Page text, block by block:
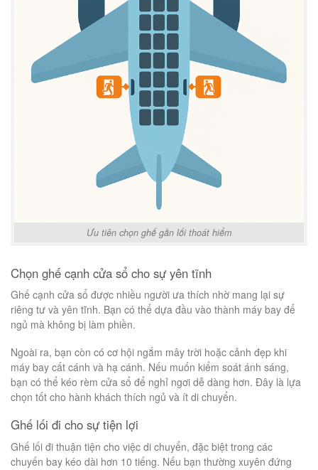
Ưu tiên chọn ghế gần lối thoát hiểm
Chọn ghế cạnh cửa sổ cho sự yên tĩnh
Ghế cạnh cửa sổ được nhiều người ưa thích nhờ mang lại sự
riêng tư và yên tĩnh. Bạn có thể dựa đầu vào thành máy bay để
ngủ mà không bị làm phiền.
Ngoài ra, bạn còn có cơ hội ngắm mây trời hoặc cảnh đẹp khi
máy bay cất cánh và hạ cánh. Nếu muốn kiểm soát ánh sáng,
bạn có thể kéo rèm cửa sổ để nghỉ ngơi dễ dàng hơn. Đây là lựa
chọn tốt cho hành khách thích ngủ và ít di chuyển.
Ghế lối đi cho sự tiện lợi
Ghế lối đi thuận tiện cho việc di chuyển, đặc biệt trong các
chuyến bay kéo dài hơn 10 tiếng. Nếu bạn thường xuyên đứng